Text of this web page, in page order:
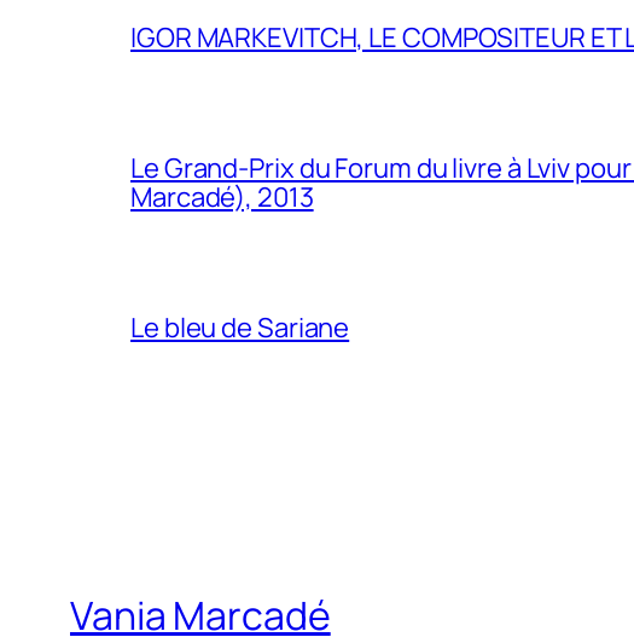
IGOR MARKEVITCH, LE COMPOSITEUR ET
Le Grand-Prix du Forum du livre à Lviv
Marcadé), 2013
Le bleu de Sariane
Vania Marcadé